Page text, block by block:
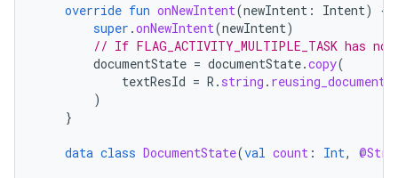
override fun onNewIntent(newIntent : Intent)
{
super .onNewIntent(newIntent)
// If FLAG_ACTIVITY_MULTIPLE_TASK
documentState = documentState.copy(
textResId = R . string .
)
}
data class DocumentState(val count : Int,